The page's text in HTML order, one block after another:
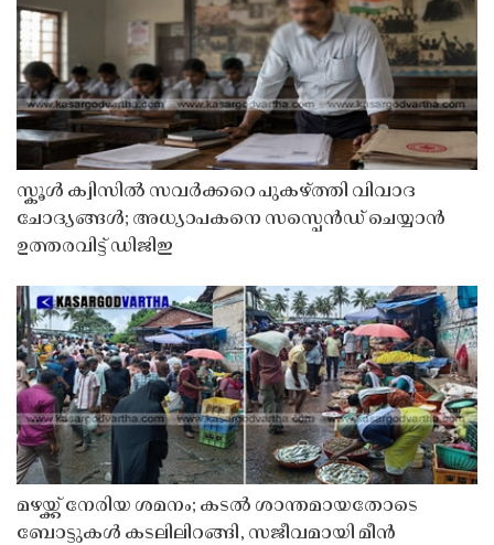
സ്കൂൾ ക്വിസിൽ സവർക്കറെ പുകഴ്ത്തി വിവാദ
ചോദ്യങ്ങൾ; അധ്യാപകനെ സസ്പെൻഡ് ചെയ്യാൻ
ഉത്തരവിട്ട് ഡിജിഇ
മഴയ്ക്ക് നേരിയ ശമനം; കടൽ ശാന്തമായതോടെ
ബോട്ടുകൾ കടലിലിറങ്ങി, സജീവമായി മീൻ